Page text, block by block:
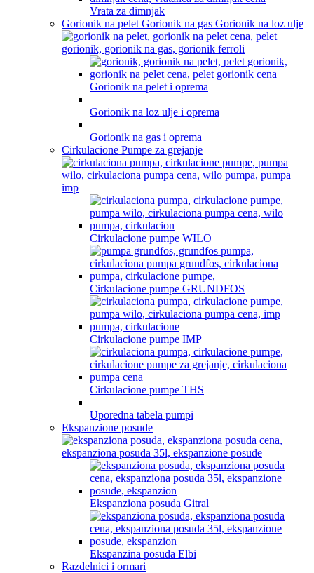
Vrata za dimnjak
Gorionik na pelet Gorionik na gas Gorionik na loz ulje
Gorionik na pelet i oprema
Gorionik na loz ulje i oprema
Gorionik na gas i oprema
Cirkulacione Pumpe za grejanje
Cirkulacione pumpe WILO
Cirkulacione pumpe GRUNDFOS
Cirkulacione pumpe IMP
Cirkulacione pumpe THS
Uporedna tabela pumpi
Ekspanzione posude
Ekspanziona posuda Gitral
Ekspanzina posuda Elbi
Razdelnici i ormari